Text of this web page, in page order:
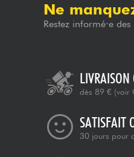
Ne
Restez informé·e
LIVRAISON
dès 89 € (voir
SATISFAIT
30 jours pour